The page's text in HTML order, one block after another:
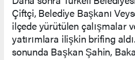
Çiftçi, Belediye Başkanı
ilçede yürütülen çalışmalar
yatırımlara ilişkin brifing
sonunda Başkan Şahin,